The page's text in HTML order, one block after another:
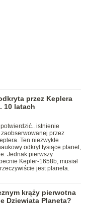
przez Keplera
10 latach
istnienie
przez
Ten niezwykle
odkrył tysiące planet,
Jednak pierwszy
Kepler-1658b, musiał
jest planeta.
krąży pierwotna
Dziewiąta Planeta?